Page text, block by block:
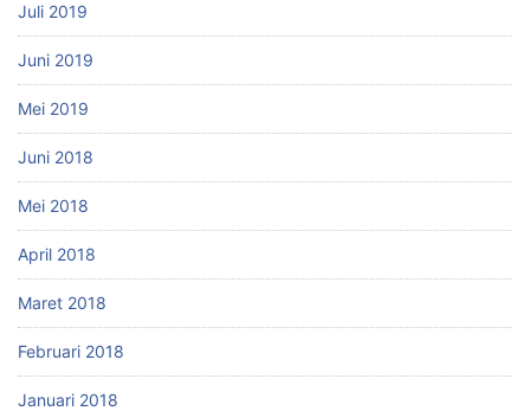
Juli 2019
Juni 2019
Mei 2019
Juni 2018
Mei 2018
April 2018
Maret 2018
Februari 2018
Januari 2018